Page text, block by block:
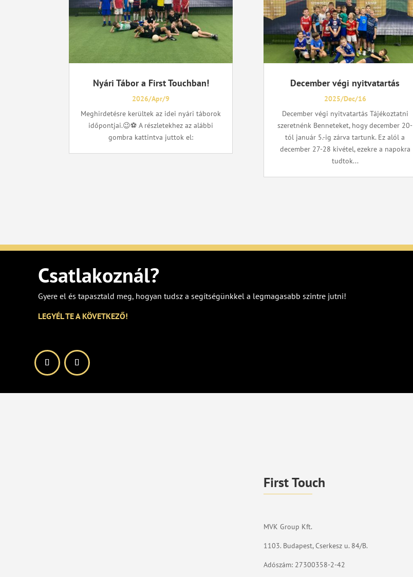
Nyári Tábor a First Touchban!
2026/Apr/9
Meghirdetésre kerültek az idei nyári táborok
időpontjai.😉⚽ A részletekhez az alábbi
gombra kattintva juttok el:
December végi nyitvatartás
2025/Dec/16
December végi nyitvatartás Tájékoztatni
szeretnénk Benneteket, hogy december 20-
tól január 5.-ig zárva tartunk. Ez alól a
december 27-28 kivétel, ezekre a napokra
tudtok...
Csatlakoznál?
Gyere el és tapasztald meg, hogyan tudsz a segítségünkkel a legmagasabb szintre jutni!
LEGYÉL TE A KÖVETKEZŐ!
First Touch
MVK Group Kft.
1103. Budapest, Cserkesz u. 84/B.
Adószám: 27300358-2-42